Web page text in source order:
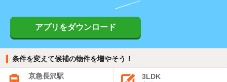
アプリをダウンロード
条件を変えて候補の物件を増やそう！
京急長沢駅 3LDK